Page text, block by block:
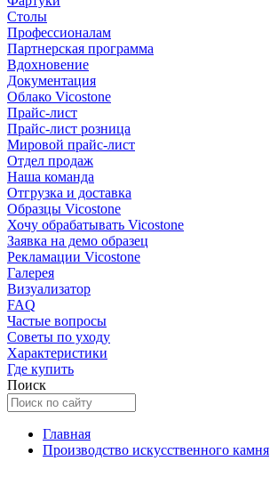
Столы
Профессионалам
Партнерская программа
Вдохновение
Документация
Облако Vicostone
Прайс-лист
Прайс-лист розница
Мировой прайс-лист
Отдел продаж
Наша команда
Отгрузка и доставка
Образцы Vicostone
Хочу обрабатывать Vicostone
Заявка на демо образец
Рекламации Vicostone
Галерея
Визуализатор
FAQ
Частые вопросы
Советы по уходу
Характеристики
Где купить
Поиск
Главная
Производство искусственного камня